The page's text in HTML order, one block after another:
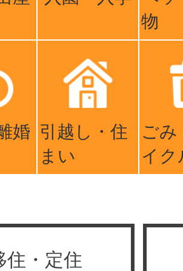
物
婚 引越し・住
まい
ごみ
イク
住・定住